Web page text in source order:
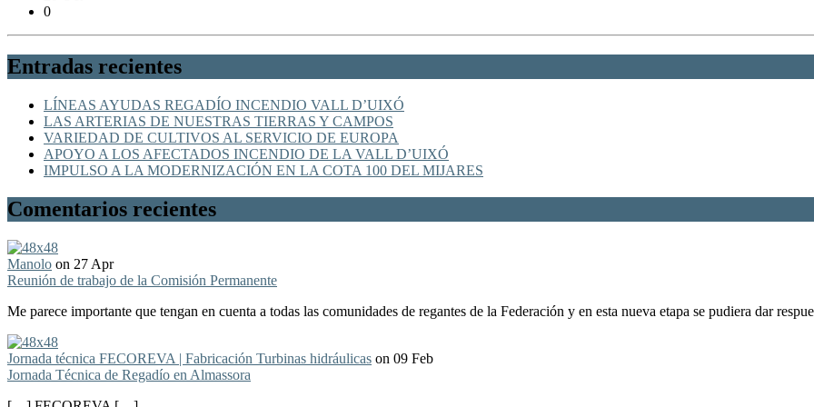
0
Entradas recientes
LÍNEAS AYUDAS REGADÍO INCENDIO VALL D’UIXÓ
LAS ARTERIAS DE NUESTRAS TIERRAS Y CAMPOS
VARIEDAD DE CULTIVOS AL SERVICIO DE EUROPA
APOYO A LOS AFECTADOS INCENDIO DE LA VALL D’UIXÓ
IMPULSO A LA MODERNIZACIÓN EN LA COTA 100 DEL MIJARES
Comentarios recientes
Manolo on 27 Apr
Reunión de trabajo de la Comisión Permanente
Me parece importante que tengan en cuenta a todas las comunidades de regantes de la Federación y en esta nueva etapa se pudiera dar
Jornada técnica FECOREVA | Fabricación Turbinas hidráulicas on 09 Feb
Jornada Técnica de Regadío en Almassora